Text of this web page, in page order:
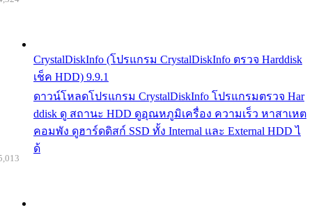
CrystalDiskInfo (โปรแกรม CrystalDiskInfo ตรวจ Harddisk
เช็ค HDD) 9.9.1
ดาวน์โหลดโปรแกรม CrystalDiskInfo โปรแกรมตรวจ Har
ddisk ดู สถานะ HDD ดูอุณหภูมิเครื่อง ความเร็ว หาสาเหต
คอมพัง ดูฮาร์ดดิสก์ SSD ทั้ง Internal และ External HDD ไ
ด้